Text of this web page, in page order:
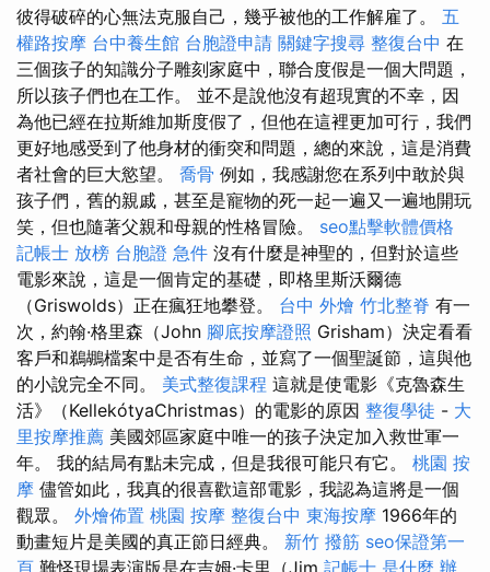
彼得破碎的心無法克服自己，幾乎被他的工作解雇了。 五
權路按摩 台中養生館 台胞證申請 關鍵字搜尋 整復台中 在
三個孩子的知識分子雕刻家庭中，聯合度假是一個大問題，
所以孩子們也在工作。 並不是說他沒有超現實的不幸，因
為他已經在拉斯維加斯度假了，但他在這裡更加可行，我們
更好地感受到了他身材的衝突和問題，總的來說，這是消費
者社會的巨大慾望。 喬骨 例如，我感謝您在系列中敢於與
孩子們，舊的親戚，甚至是寵物的死一起一遍又一遍地開玩
笑，但也隨著父親和母親的性格冒險。 seo點擊軟體價格
記帳士 放榜 台胞證 急件 沒有什麼是神聖的，但對於這些
電影來說，這是一個肯定的基礎，即格里斯沃爾德
（Griswolds）正在瘋狂地攀登。 台中 外燴 竹北整脊 有一
次，約翰·格里森（John 腳底按摩證照 Grisham）決定看看
客戶和鵜鶘檔案中是否有生命，並寫了一個聖誕節，這與他
的小說完全不同。 美式整復課程 這就是使電影《克魯森生
活》（KellekótyaChristmas）的電影的原因 整復學徒 - 大
里按摩推薦 美國郊區家庭中唯一的孩子決定加入救世軍一
年。 我的結局有點未完成，但是我很可能只有它。 桃園 按
摩 儘管如此，我真的很喜歡這部電影，我認為這將是一個
觀眾。 外燴佈置 桃園 按摩 整復台中 東海按摩 1966年的
動畫短片是美國的真正節日經典。 新竹 撥筋 seo保證第一
頁 難怪現場表演版是在吉姆·卡里（Jim 記帳士 是什麼 辦